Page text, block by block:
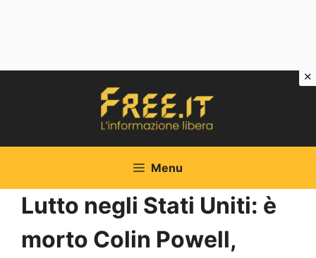
Menu
Lutto negli Stati Uniti: è
morto Colin Powell,